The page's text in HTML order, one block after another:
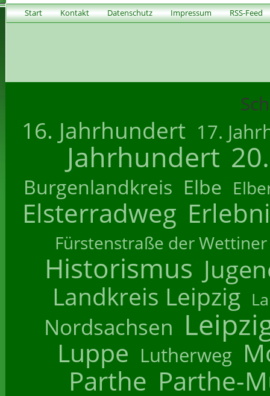
Start Kontakt Datenschutz Impressum RSS-Feed
16. Jahrhundert 17.
Jahrhundert
Burgenlandkreis Elbe
Elsterradweg
Fürstenstraße der Wettiner
Historismus
Landkreis Leipzig
Nordsachsen
Luppe Lutherweg
Parthe Parthe-